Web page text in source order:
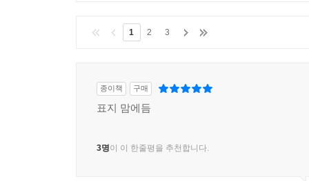
1 2 3
종이책 구매
표지 맘에듬
3명이 이 한줄평을 추천합니다.